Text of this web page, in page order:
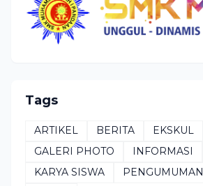
Tags
ARTIKEL BERITA EKSKUL
GALERI PHOTO
INFORMASI
KARYA SISWA
PENGUMUMAN